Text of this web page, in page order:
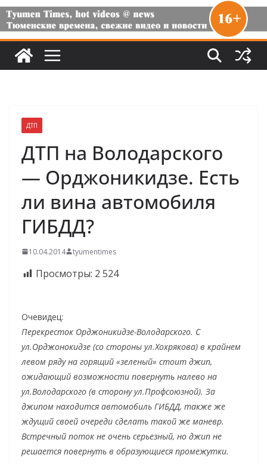
ДТП
ДТП на Володарского
— Орджоникидзе. Есть
ли вина автомобиля
ГИБДД?
10.04.2014 tyumentimes
Просмотры: 2 524
Очевидец:
Перекресток Орджоникидзе-Володарского. С
ул.Орджонокидзе (со стороны ул.Хохрякова) в крайнем
левом ряду на горящий «зеленый» стоит джип,
ожидающий возможности повернуть налево на
ул.Володарского (в сторону ул.Профсоюзной). За
джипом находится автомобиль ГИБДД, также же
ждущий своей очереди сделать такой же маневр.
Встречный поток не очень серьезный, но джип не
решается повернуть в образующиеся промежутки.